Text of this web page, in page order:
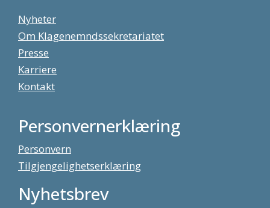
Nyheter
Om Klagenemndssekretariatet
Presse
Karriere
Kontakt
Personvernerklæring
Personvern
Tilgjengelighetserklæring
Nyhetsbrev